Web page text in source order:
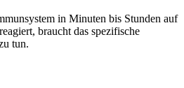
in Minuten bis Stunden auf
braucht das spezifische
tun.